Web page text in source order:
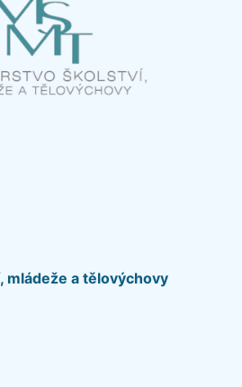
a tělovýchovy